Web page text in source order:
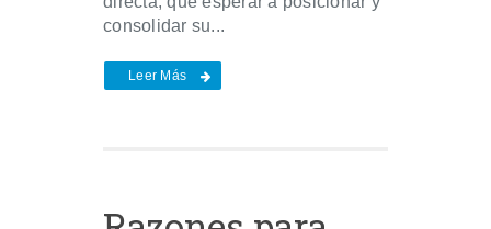
consolidar su...
Leer Más